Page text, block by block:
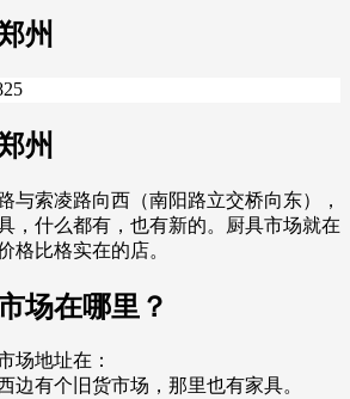
州
州
与索凌路向西（南阳路立交桥向东），
，什么都有，也有新的。厨具市场就在
格比格实在的店。
场在哪里？
场地址在：
边有个旧货市场，那里也有家具。